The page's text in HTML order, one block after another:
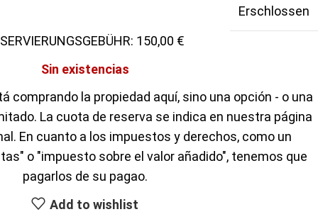
Erschlossen
150,00
Sin existencias
comprando la propiedad aquí, sino una opción - o una
La cuota de reserva se indica en nuestra página
En cuanto a los impuestos y derechos, como un
o "impuesto sobre el valor añadido", tenemos que
pagarlos de su pagao.
Add to wishlist